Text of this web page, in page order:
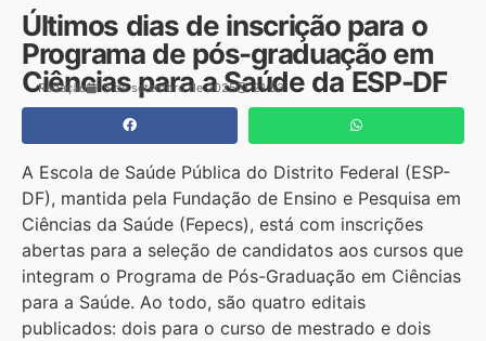
Últimos dias de inscrição para o
Programa de pós-graduação em
Ciências para a Saúde da ESP-DF
Redação 5 de setembro de 2025 21:53
A Escola de Saúde Pública do Distrito Federal (ESP-
DF), mantida pela Fundação de Ensino e Pesquisa em
Ciências da Saúde (Fepecs), está com inscrições
abertas para a seleção de candidatos aos cursos que
integram o Programa de Pós-Graduação em Ciências
para a Saúde. Ao todo, são quatro editais
publicados: dois para o curso de mestrado e dois